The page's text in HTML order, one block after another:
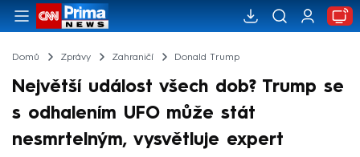
Domů Zprávy Zahraničí Donald Trump
Největší událost všech dob? Trump se
s odhalením UFO může stát
nesmrtelným, vysvětluje expert